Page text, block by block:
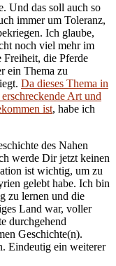
Und das soll auch so
immer um Toleranz,
Ich glaube,
noch viel mehr im
Freiheit, die Pferde
ein Thema zu
Da dieses Thema in
Art und
ist, habe ich
des Nahen
werde Dir jetzt keinen
ist wichtig, um zu
gelebt habe. Ich bin
zu lernen und die
Land war, voller
durchgehend
Geschichte(n).
Eindeutig ein weiterer